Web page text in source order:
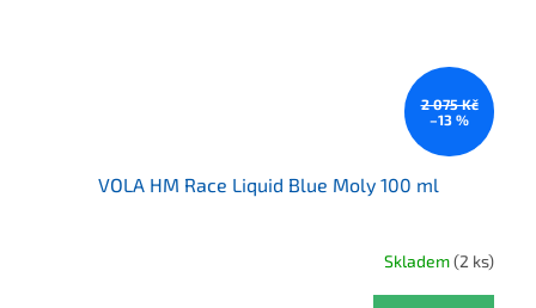
2 075 Kč
–13 %
VOLA HM Race Liquid Blue Moly 100 ml
Skladem(2 ks)